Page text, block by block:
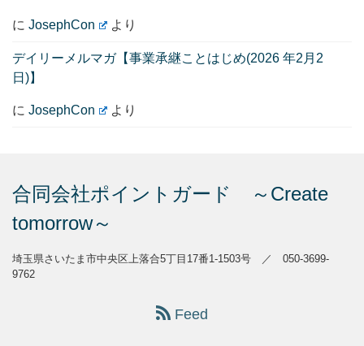
に JosephCon より
デイリーメルマガ【事業承継ことはじめ(2026 年2月2
日)】
に JosephCon より
合同会社ポイントガード ～Create
tomorrow～
埼玉県さいたま市中央区上落合5丁目17番1-1503号 ／ 050-3699-
9762
Feed